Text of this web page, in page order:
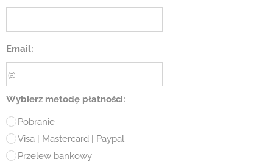
Email:
Wybierz metodę płatności:
Pobranie
Visa | Mastercard | Paypal
Przelew bankowy